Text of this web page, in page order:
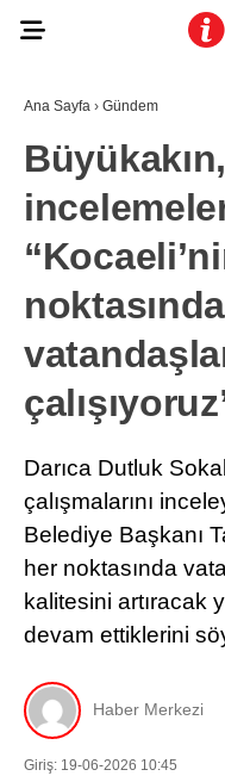
Ana Sayfa › Gündem
noktasında
Darıca Dutluk
çalışmalarını
Belediye Başkanı
her noktasında
kalitesini artıracak
devam ettiklerini
Haber Merkezi
Giriş: 19-06-2026 10:45